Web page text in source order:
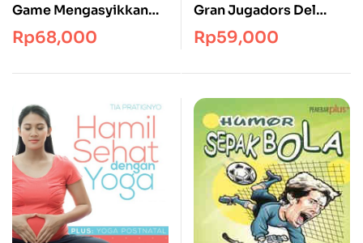
Game Mengasyikkan
(Praktis dan Mudah)
Rp68,000
Gran Jugadors Del
Barca
Rp59,000